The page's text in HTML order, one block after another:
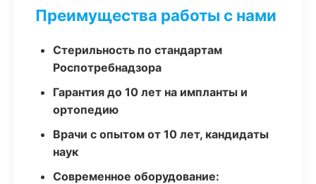
Преимущества работы с нами
Стерильность по стандартам
Роспотребнадзора
Гарантия до 10 лет на импланты и
ортопедию
Врачи с опытом от 10 лет, кандидаты
наук
Современное оборудование: